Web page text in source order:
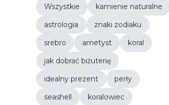
Wszystkie
kamienie naturalne
astrologia
znaki zodiaku
srebro
ametyst
koral
jak dobrać biżuterię
idealny prezent
perły
seashell
koralowiec